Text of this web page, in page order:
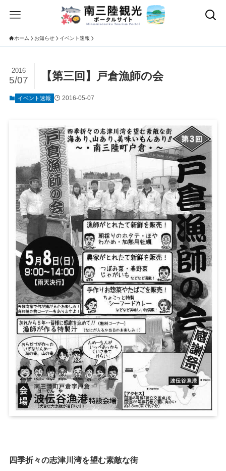
ホーム お知らせ イベント速報
【第三回】戸倉漁師の会
2016
5/07
イベント速報 2016-05-07
四季折々の志津川湾を望む素敵な街